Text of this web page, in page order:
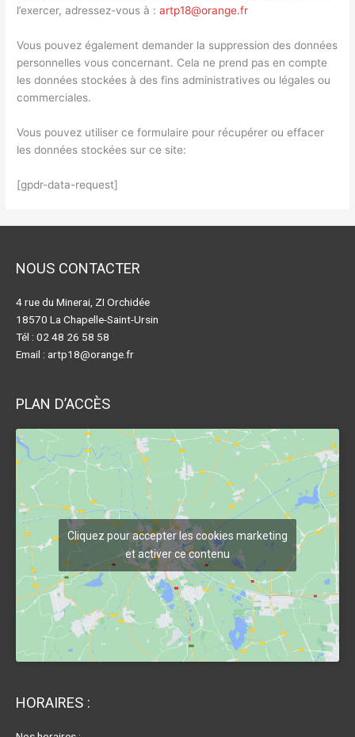
l’exercer, adressez-vous à :artp18@orange.fr
Vous pouvez également demander la suppression des données
personnelles vous concernant. Cela ne prend pas en compte
les données stockées à des fins administratives ou légales ou
commerciales.
Vous pouvez utiliser ce formulaire pour récupérer ou effacer
les données stockées sur ce site:
[gpdr-data-request]
NOUS CONTACTER
4 rue du Minerai, ZI Orchidée
18570 La Chapelle-Saint-Ursin
Tél : 02 48 26 58 58
Email : artp18@orange.fr
PLAN D’ACCÈS
Cliquez pour accepter les cookies marketing
et activer ce contenu
HORAIRES :